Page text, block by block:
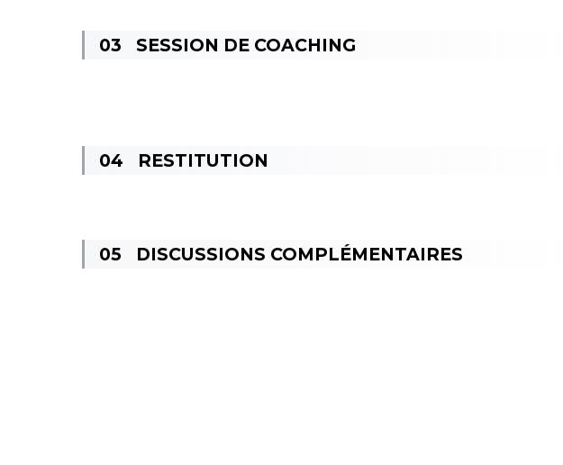
SESSION DE COACHING
RESTITUTION
DISCUSSIONS COMPLÉMENTAIRES